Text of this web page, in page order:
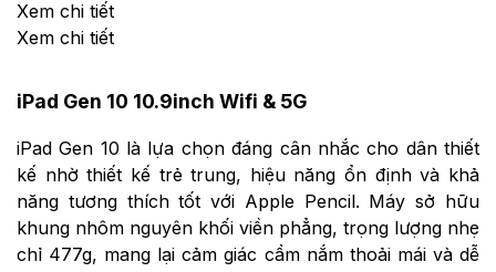
Xem chi tiết
Xem chi tiết
iPad Gen 10 10.9inch Wifi & 5G
iPad Gen 10 là lựa chọn đáng cân nhắc cho dân thiết
kế nhờ thiết kế trẻ trung, hiệu năng ổn định và khả
năng tương thích tốt với Apple Pencil. Máy sở hữu
khung nhôm nguyên khối viền phẳng, trọng lượng nhẹ
chỉ 477g, mang lại cảm giác cầm nắm thoải mái và dễ